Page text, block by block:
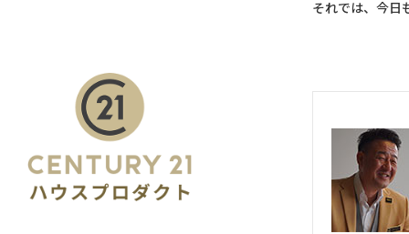
それでは、今日